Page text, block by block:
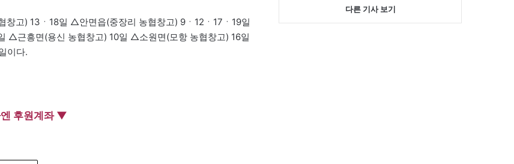
고) 13ㆍ18일 △안면읍(중장리 농협창고) 9ㆍ12ㆍ17ㆍ19일
△근흥면(용신 농협창고) 10일 △소원면(모항 농협창고) 16일
이다.
후원계좌 ▼
다른 기사 보기